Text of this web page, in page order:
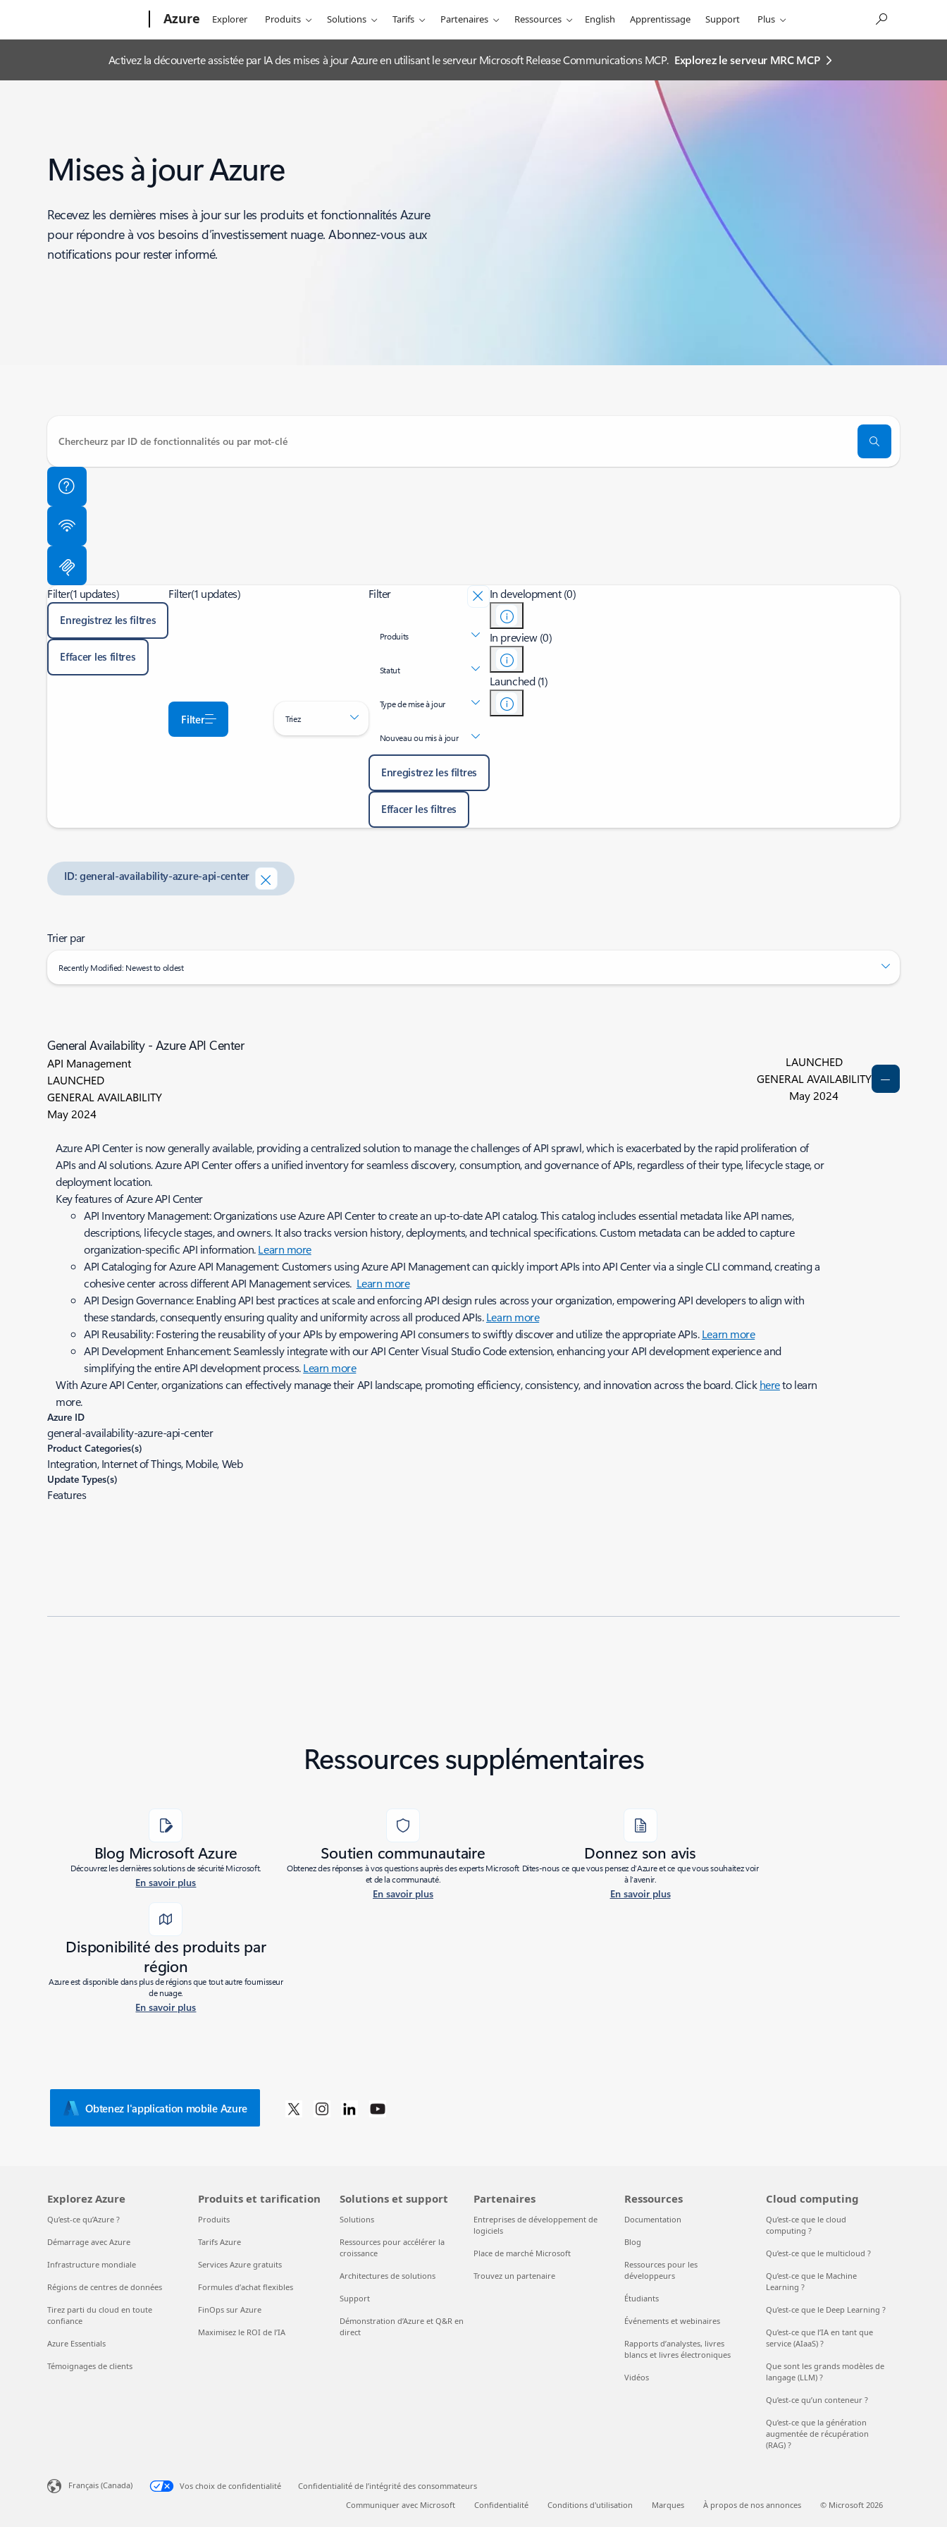
Azure Explorer Produits Solutions Tarifs Partenaires Ressources English Apprentissage Support Plus
Activez la découverte assistée par IA des mises à jour Azure en utilisant le serveur Microsoft Release Communications MCP. Explorez le serveur MRC MCP
Mises à jour Azure
Recevez les dernières mises à jour sur les produits et fonctionnalités Azure
pour répondre à vos besoins d’investissement nuage. Abonnez-vous aux
notifications pour rester informé.
Filter(1 updates)
Enregistrez les filtres
Effacer les filtres
Filter(1 updates)
Filter Triez
Filter
Produits
Statut
Type de mise à jour
Nouveau ou mis à jour
Enregistrez les filtres
Effacer les filtres
In development (0)
In preview (0)
Launched (1)
ID: general-availability-azure-api-center
Trier par
Recently Modified: Newest to oldest
General Availability - Azure API Center
API Management
LAUNCHED
GENERAL AVAILABILITY
May 2024
LAUNCHED
GENERAL AVAILABILITY
May 2024
Azure API Center is now generally available, providing a centralized solution to manage the challenges of API sprawl, which is exacerbated by the rapid proliferation of
APIs and AI solutions. Azure API Center offers a unified inventory for seamless discovery, consumption, and governance of APIs, regardless of their type, lifecycle stage, or
deployment location.
Key features of Azure API Center
API Inventory Management: Organizations use Azure API Center to create an up-to-date API catalog. This catalog includes essential metadata like API names,
descriptions, lifecycle stages, and owners. It also tracks version history, deployments, and technical specifications. Custom metadata can be added to capture
organization-specific API information.Learn more
API Cataloging for Azure API Management: Customers using Azure API Management can quickly import APIs into API Center via a single CLI command, creating a
cohesive center across different API Management services. Learn more
API Design Governance: Enabling API best practices at scale and enforcing API design rules across your organization, empowering API developers to align with
these standards, consequently ensuring quality and uniformity across all produced APIs.Learn more
API Reusability: Fostering the reusability of your APIs by empowering API consumers to swiftly discover and utilize the appropriate APIs.Learn more
API Development Enhancement: Seamlessly integrate with our API Center Visual Studio Code extension, enhancing your API development experience and
simplifying the entire API development process.Learn more
With Azure API Center, organizations can effectively manage their API landscape, promoting efficiency, consistency, and innovation across the board. Clickhereto learn
more.
Azure ID
general-availability-azure-api-center
Product Categories(s)
Integration, Internet of Things, Mobile, Web
Update Types(s)
Features
Ressources supplémentaires
Blog Microsoft Azure
Découvrez les dernières solutions de sécurité Microsoft.
En savoir plus
Soutien communautaire
Obtenez des réponses à vos questions auprès des experts Microsoft
et de la communauté.
En savoir plus
Donnez son avis
Dites-nous ce que vous pensez d’Azure et ce que vous souhaitez voir
à l’avenir.
En savoir plus
Disponibilité des produits par
région
Azure est disponible dans plus de régions que tout autre fournisseur
de nuage.
En savoir plus
Obtenez l'application mobile Azure
Explorez Azure
Qu’est-ce qu’Azure ?
Démarrage avec Azure
Infrastructure mondiale
Régions de centres de données
Tirez parti du cloud en toute
confiance
Azure Essentials
Témoignages de clients
Produits et tarification
Produits
Tarifs Azure
Services Azure gratuits
Formules d’achat flexibles
FinOps sur Azure
Maximisez le ROI de l’IA
Solutions et support
Solutions
Ressources pour accélérer la
croissance
Architectures de solutions
Support
Démonstration d’Azure et Q&R en
direct
Partenaires
Entreprises de développement de
logiciels
Place de marché Microsoft
Trouvez un partenaire
Ressources
Documentation
Blog
Ressources pour les
développeurs
Étudiants
Événements et webinaires
Rapports d’analystes, livres
blancs et livres électroniques
Vidéos
Cloud computing
Qu’est-ce que le cloud
computing ?
Qu’est-ce que le multicloud ?
Qu’est-ce que le Machine
Learning ?
Qu’est-ce que le Deep Learning ?
Qu’est-ce que l’IA en tant que
service (AIaaS) ?
Que sont les grands modèles de
langage (LLM) ?
Qu’est-ce qu’un conteneur ?
Qu’est-ce que la génération
augmentée de récupération
(RAG) ?
Français (Canada) Vos choix de confidentialité
Confidentialité de l’intégrité des consommateurs
Communiquer avec Microsoft
Confidentialité Conditions d'utilisation Marques À propos de nos annonces © Microsoft 2026